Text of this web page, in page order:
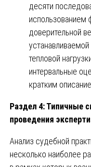
десяти
доверительной
тепловой
интервальные
кратким
Раздел 4: Типичные
проведения
Анализ судебной
несколько наиболее